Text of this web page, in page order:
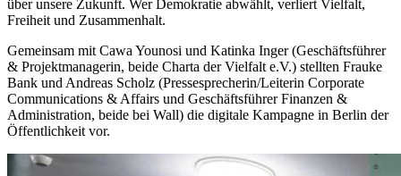
über unsere Zukunft. Wer Demokratie abwählt, verliert Vielfalt,
Freiheit und Zusammenhalt.
Gemeinsam mit Cawa Younosi und Katinka Inger (Geschäftsführer
& Projektmanagerin, beide Charta der Vielfalt e.V.) stellten Frauke
Bank und Andreas Scholz (Pressesprecherin/Leiterin Corporate
Communications & Affairs und Geschäftsführer Finanzen &
Administration, beide bei Wall) die digitale Kampagne in Berlin der
Öffentlichkeit vor.